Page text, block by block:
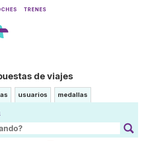
TRENES
de viajes
usuarios medallas